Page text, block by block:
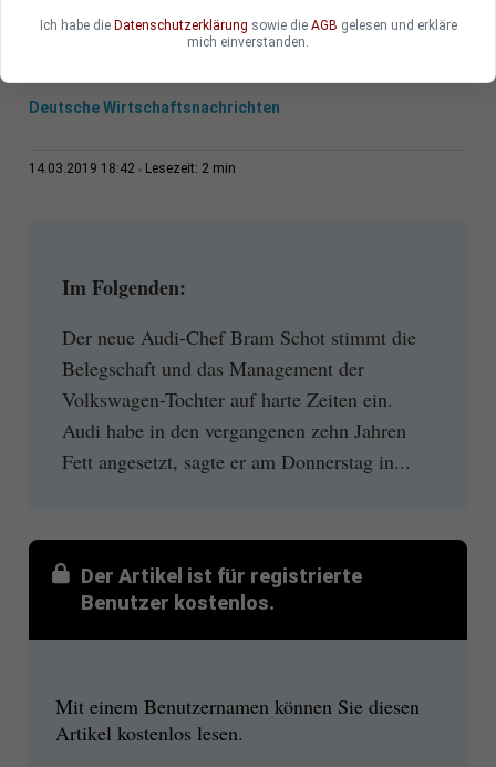
Deutsche Wirtschaftsnachrichten
14.03.2019 18:42 Lesezeit: 2 min
Im Folgenden:
Der neue Audi-Chef Bram Schot stimmt die
Belegschaft und das Management der
Volkswagen-Tochter auf harte Zeiten ein.
Audi habe in den vergangenen zehn Jahren
Fett angesetzt, sagte er am Donnerstag in...
Der Artikel ist für registrierte
Benutzer kostenlos.
Mit einem Benutzernamen können Sie diesen
Artikel kostenlos lesen.
Ich habe die Datenschutzerklärung sowie die AGB gelesen und erkläre
mich einverstanden.